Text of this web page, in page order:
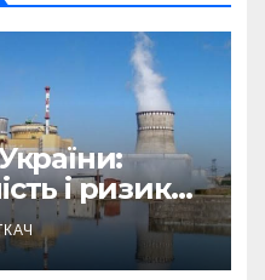
і ризики